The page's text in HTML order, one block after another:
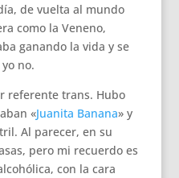
de vuelta al mundo
como la Veneno,
ganando la vida y se
no.
referente trans. Hubo
«Juanita Banana» y
Al parecer, en su
pero mi recuerdo es
con la cara